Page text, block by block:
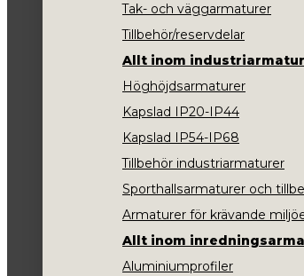
Tak- och väggarmaturer
Tillbehör/reservdelar
Allt inom
Höghöjdsarmaturer
Kapslad IP20-IP44
Kapslad IP54-IP68
Tillbehör industriarmaturer
Sporthallsarmaturer och
Armaturer för krävande
Allt inom
Aluminiumprofiler